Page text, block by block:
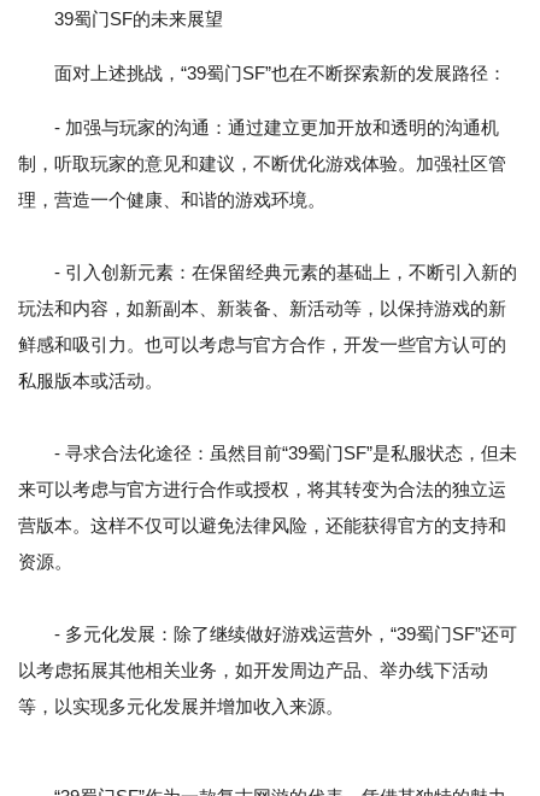
39蜀门SF的未来展望
面对上述挑战，“39蜀门SF”也在不断探索新的发展路径：
- 加强与玩家的沟通：通过建立更加开放和透明的沟通机
制，听取玩家的意见和建议，不断优化游戏体验。加强社区管
理，营造一个健康、和谐的游戏环境。
- 引入创新元素：在保留经典元素的基础上，不断引入新的
玩法和内容，如新副本、新装备、新活动等，以保持游戏的新
鲜感和吸引力。也可以考虑与官方合作，开发一些官方认可的
私服版本或活动。
- 寻求合法化途径：虽然目前“39蜀门SF”是私服状态，但未
来可以考虑与官方进行合作或授权，将其转变为合法的独立运
营版本。这样不仅可以避免法律风险，还能获得官方的支持和
资源。
- 多元化发展：除了继续做好游戏运营外，“39蜀门SF”还可
以考虑拓展其他相关业务，如开发周边产品、举办线下活动
等，以实现多元化发展并增加收入来源。